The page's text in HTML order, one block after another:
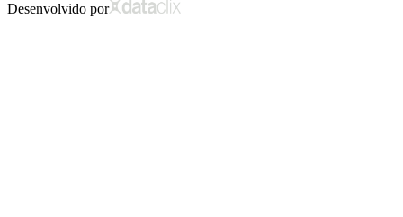
Desenvolvido por